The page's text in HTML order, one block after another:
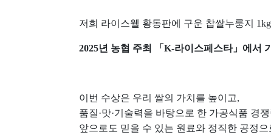
본문
저희 라이스웰 황동판에 구운 찹쌀누룽지 1kg
2025년 농협 주최 「K-라이스페스타」에서
이번 수상은 우리 쌀의 가치를 높이고,
품질·맛·기술력을 바탕으로 한 가공식품 경
앞으로도 믿을 수 있는 원료와 정직한 공정으